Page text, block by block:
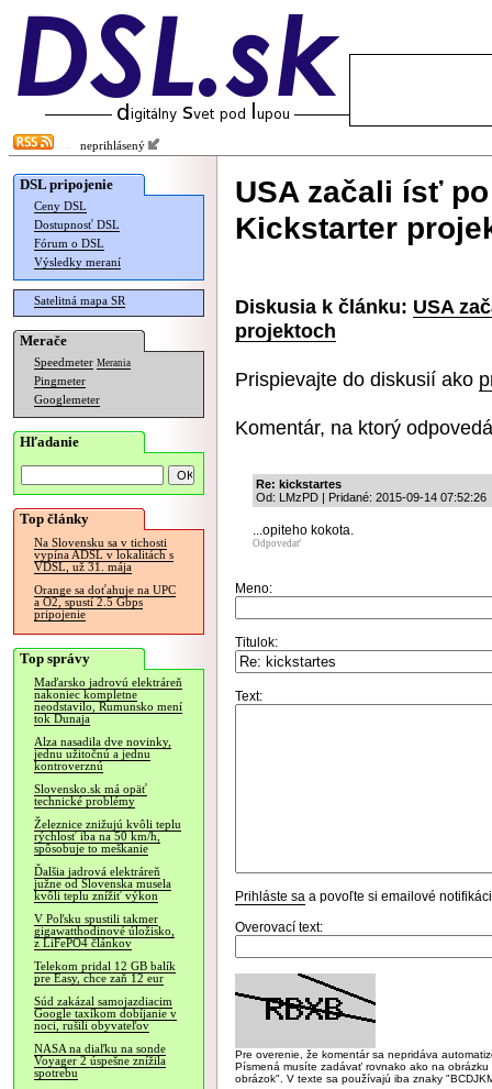
neprihlásený
DSL pripojenie
Ceny DSL
Dostupnosť DSL
Fórum o DSL
Výsledky meraní
Satelitná mapa SR
Merače
Speedmeter Merania
Pingmeter
Googlemeter
Hľadanie
Top články
Na Slovensku sa v tichosti
vypína ADSL v lokalitách s
VDSL, už 31. mája
Orange sa doťahuje na UPC
a O2, spustí 2.5 Gbps
pripojenie
Top správy
Maďarsko jadrovú elektráreň
nakoniec kompletne
neodstavilo, Rumunsko mení
tok Dunaja
Alza nasadila dve novinky,
jednu užitočnú a jednu
kontroverznú
Slovensko.sk má opäť
technické problémy
Železnice znižujú kvôli teplu
rýchlosť iba na 50 km/h,
spôsobuje to meškanie
Ďalšia jadrová elektráreň
južne od Slovenska musela
kvôli teplu znížiť výkon
V Poľsku spustili takmer
gigawatthodinové úložisko,
z LiFePO4 článkov
Telekom pridal 12 GB balík
pre Easy, chce zaň 12 eur
Súd zakázal samojazdiacim
Google taxíkom dobíjanie v
noci, rušili obyvateľov
NASA na diaľku na sonde
Voyager 2 úspešne znížila
spotrebu
USA začali ísť
Kickstarter
Diskusia k článku: USA
projektoch
Prispievajte do diskusií ako
Komentár, na ktorý
Re: kickstartes
Od: LMzPD | Pridané: 2015-09-14 07:52:26
...opiteho kokota.
Odpovedať
Meno:
Titulok:
Text:
Prihláste sa a povoľte si emailové
Overovací text:
Pre overenie, že komentár sa nepridáva
Písmená musíte zadávať rovnako ako na
obrázok". V texte sa používajú iba znaky